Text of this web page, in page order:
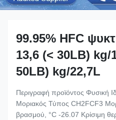
99.95% HFC
13,6 (< 30LB) kg/
50LB) kg/22,7L
Περιγραφή προϊόντος Φυσική
Μοριακός Τύπος CH2FCF3
βρασμού, °C -26.07 Κρίσιμη